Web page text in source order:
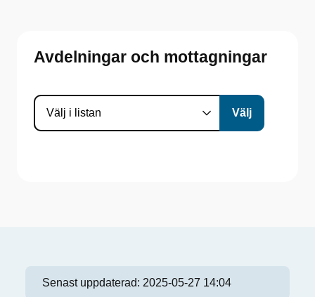
Avdelningar och mottagningar
Senast uppdaterad: 2025-05-27 14:04